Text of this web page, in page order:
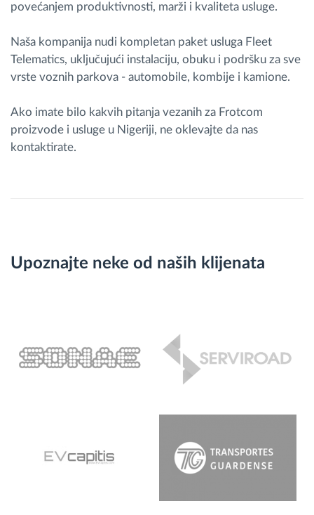
povećanjem produktivnosti, marži i kvaliteta usluge.
Naša kompanija nudi kompletan paket usluga Fleet
Telematics, uključujući instalaciju, obuku i podršku za sve
vrste voznih parkova - automobile, kombije i kamione.
Ako imate bilo kakvih pitanja vezanih za Frotcom
proizvode i usluge u Nigeriji, ne oklevajte da nas
kontaktirate.
Upoznajte neke od naših klijenata